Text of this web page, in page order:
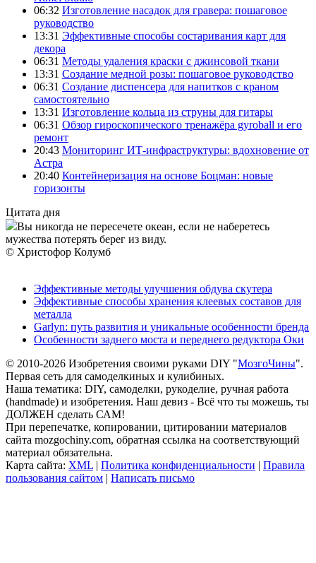
06:32 Изготовление насадок для гравера: пошаговое
руководство
13:31 Эффективные способы состаривания карт для
декора
06:31 Методы удаления краски с джинсовой ткани
13:31 Создание медной розы: пошаговое руководство
06:31 Создание диспенсера для напитков с краном
самостоятельно
13:31 Изготовление кольца из струны для гитары
06:31 Обзор гироскопического тренажёра gyroball и его
ремонт
20:43 Мониторинг ИТ-инфраструктуры: вдохновение от
Астра
20:40 Контейнеризация на основе Боцман: новые
горизонты
Цитата дня
Вы никогда не пересечете океан, если не наберетесь
мужества потерять берег из виду.
© Христофор Колумб
Эффективные методы улучшения обдува скутера
Эффективные способы хранения клеевых составов для
металла
Garlyn: путь развития и уникальные особенности бренда
Особенности заднего моста и переднего редуктора Оки
© 2010-2026 Изобретения своими руками DIY "МозгоЧины".
Первая сеть для самоделкиных и кулибиных.
Наша тематика: DIY, самоделки, рукоделие, ручная работа
(handmade) и изобретения. Наш девиз - Всё что ты можешь, ты
ДОЛЖЕН сделать САМ!
При перепечатке, копировании, цитировании материалов
сайта mozgochiny.com, обратная ссылка на соответствующий
материал обязательна.
Карта сайта: XML | Политика конфиденциальности | Правила
пользования сайтом | Написать письмо